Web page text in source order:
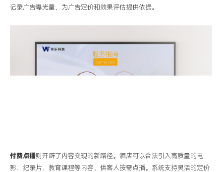
记录广告曝光量，为广告定价和效果评估提供依据。
付费点播则开辟了内容变现的新路径。酒店可以合法引入高质量的电
影、纪录片、教育课程等内容，供客人按需点播。系统支持灵活的定价